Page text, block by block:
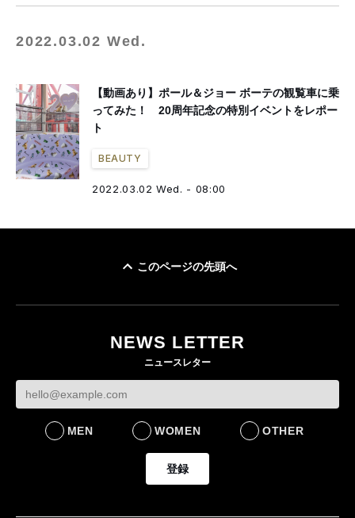
2022.03.02 Wed.
【動画あり】ポール＆ジョー ボーテの観覧車に乗
ってみた！ 20周年記念の特別イベントをレポー
ト
BEAUTY
2022.03.02 Wed. - 08:00
このページの先頭へ
NEWS LETTER
ニュースレター
MEN WOMEN OTHER
登録